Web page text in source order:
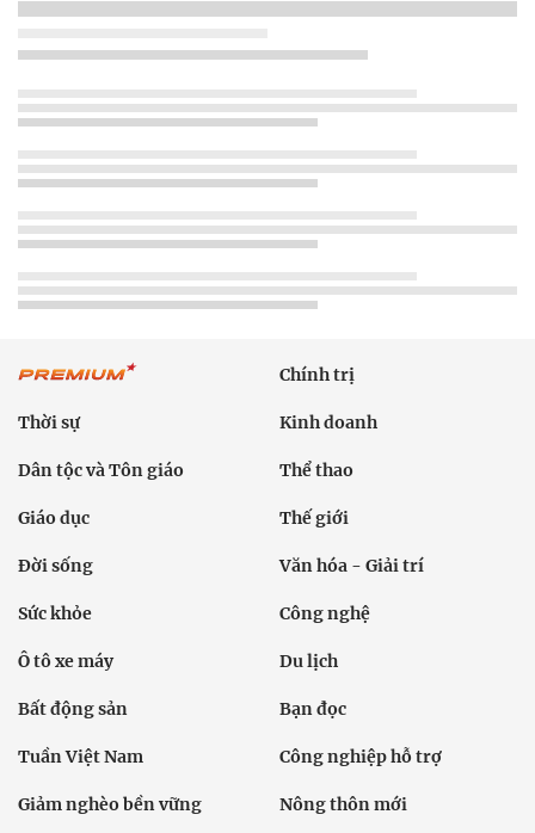
Thời sự Kinh doanh
Dân tộc và Tôn giáo Thể thao
Giáo dục Thế giới
Sức khỏe Công nghệ
Ô tô xe máy Du lịch
Bất động sản Bạn đọc
Tuần Việt Nam Công nghiệp hỗ trợ
Giảm nghèo bền vững Nông thôn mới
Dân tộc thiểu số và miền núi Nội dung chuyên đề
English Hồ sơ
Ảnh Video
Multimedia Podcast
24h qua